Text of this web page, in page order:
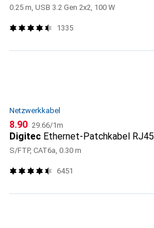
0.25 m, USB 3.2 Gen 2x2, 100 W
1335
Netzwerkkabel
CHF
8.90 CHF
29.66/1m
Digitec Ethernet-Patchkabel RJ45
S/FTP, CAT6a, 0.30 m
6451